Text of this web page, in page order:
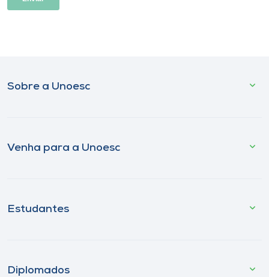
Sobre a Unoesc
Venha para a Unoesc
Estudantes
Diplomados